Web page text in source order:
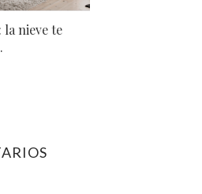
la nieve te